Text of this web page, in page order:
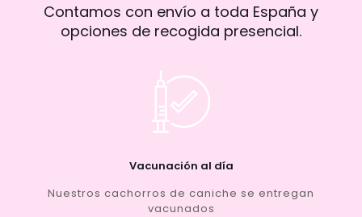
Contamos con envío a toda España y
opciones de recogida presencial.
Vacunación al día
Nuestros cachorros de caniche se entregan
vacunados